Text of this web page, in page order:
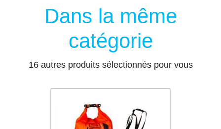
Dans la même
catégorie
16 autres produits sélectionnés pour vous